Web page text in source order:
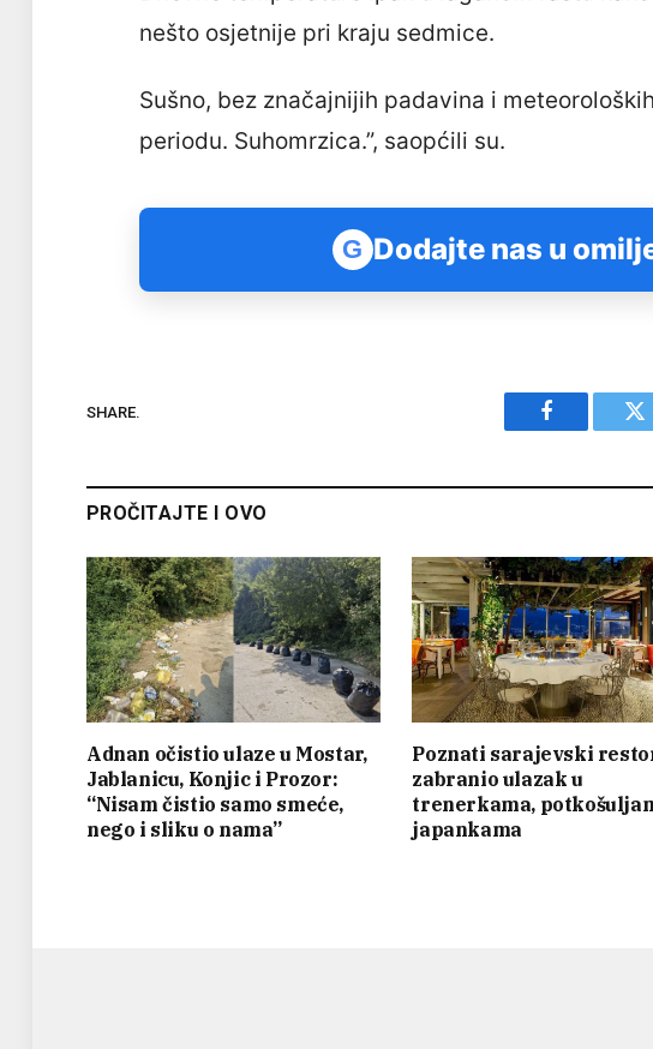
nešto osjetnije pri kraju sedmice.
Sušno, bez značajnijih padavina i
periodu. Suhomrzica.”, saopćili su.
G Dodajte nas u
SHARE.
Facebook
PROČITAJTE I OVO
Adnan očistio ulaze u Mostar,
Jablanicu, Konjic i Prozor:
“Nisam čistio samo smeće,
nego i sliku o nama”
Poznati sarajevski
zabranio ulazak u
trenerkama,
japankama